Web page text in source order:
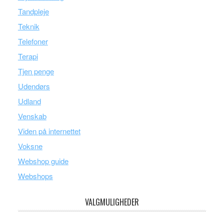
Tandpleje
Teknik
Telefoner
Terapi
Tjen penge
Udendørs
Udland
Venskab
Viden på internettet
Voksne
Webshop guide
Webshops
VALGMULIGHEDER